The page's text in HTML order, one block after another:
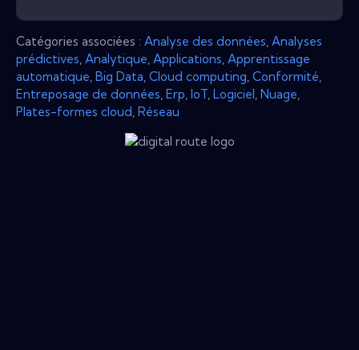
Catégories associées : Analyse des données Analyses
prédictives Analytique Applications Apprentissage
automatique Big Data Cloud computing Conformité
Entreposage de données Erp IoT Logiciel Nuage
Plates-formes cloud Réseau